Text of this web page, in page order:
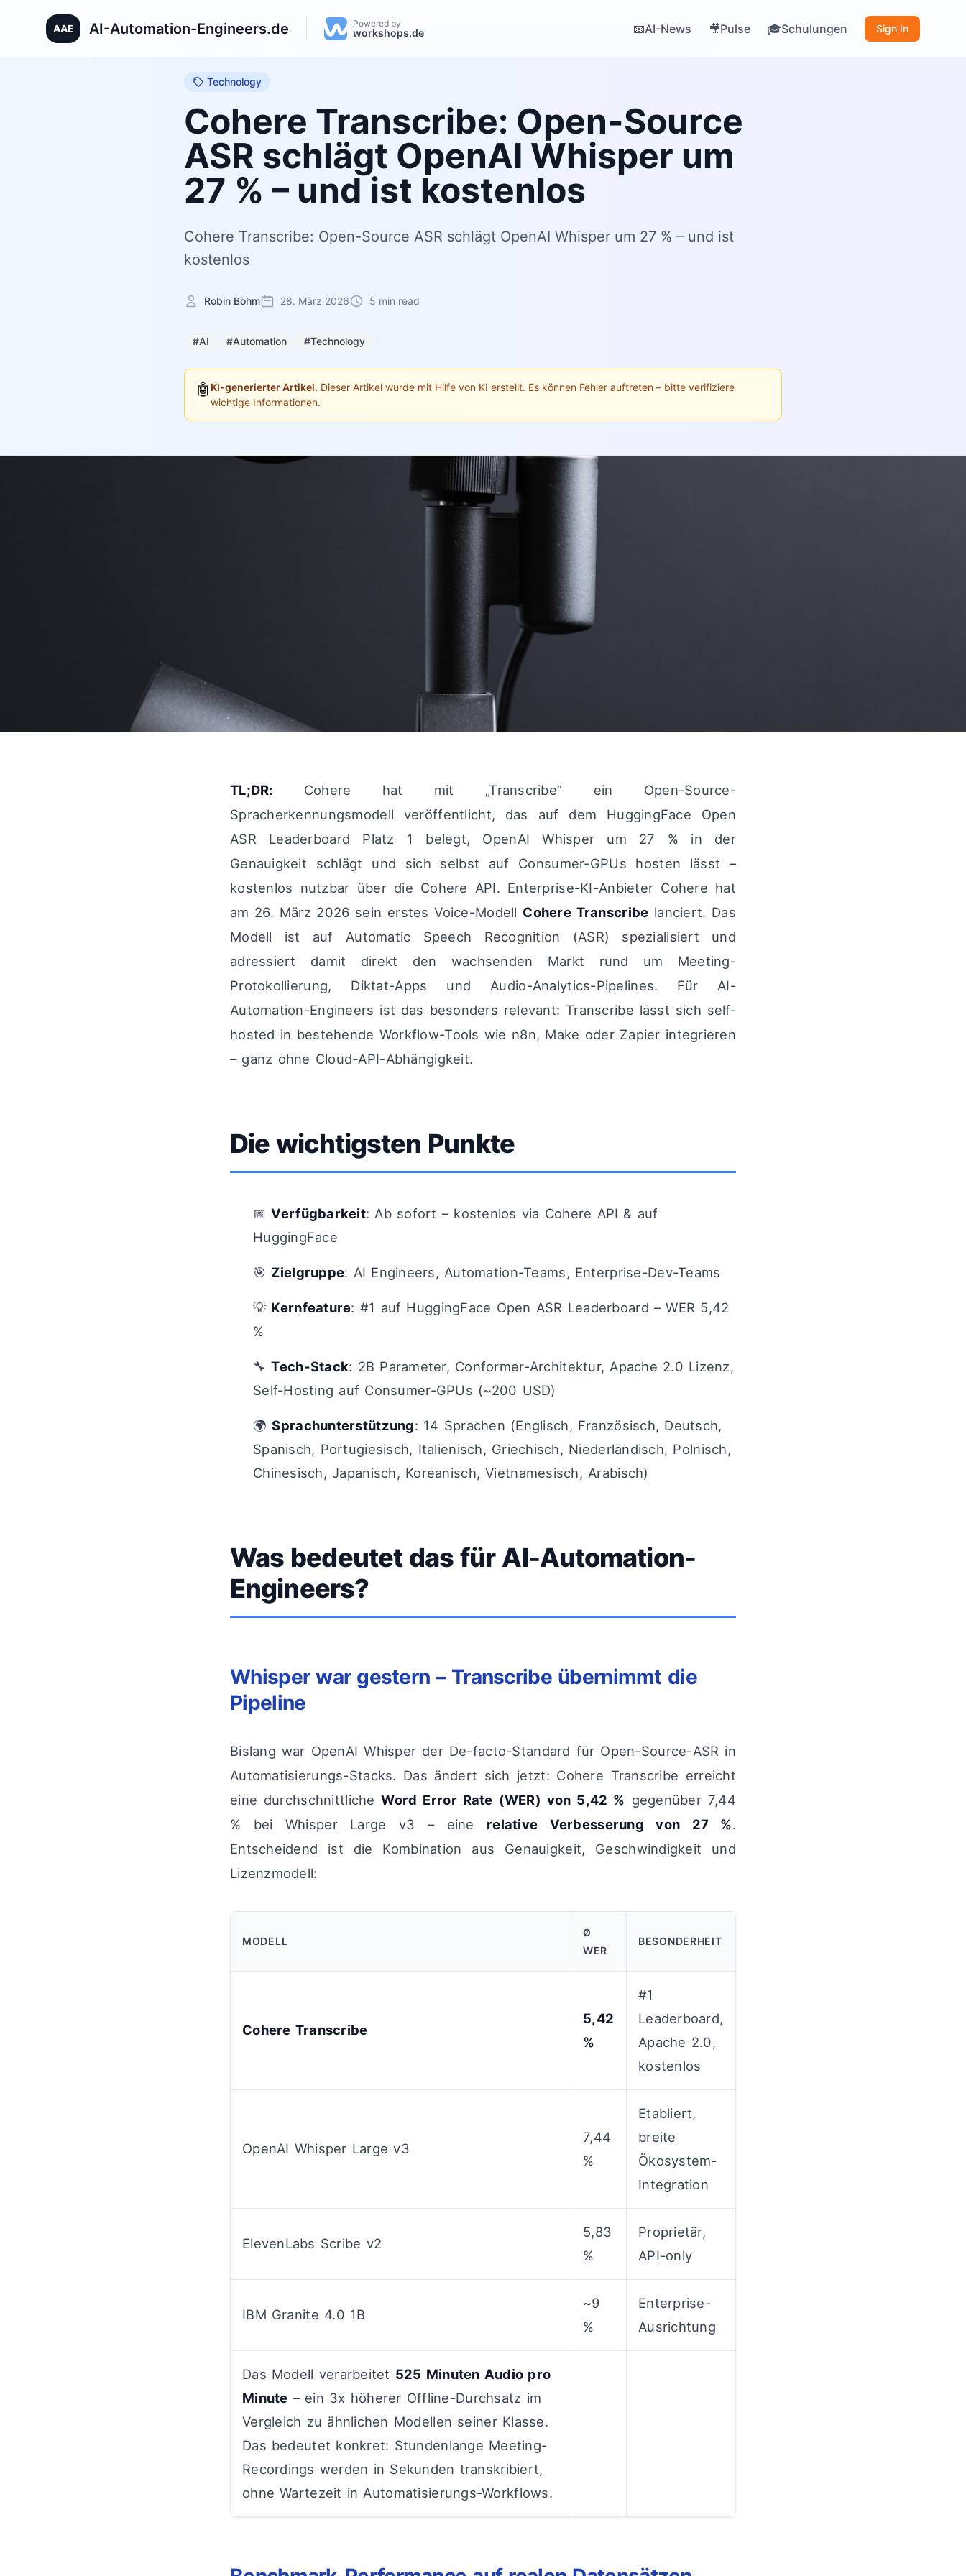
AAE AI-Automation-Engineers.de Powered by
workshops.de 📧AI-News 🎥Pulse 🎓Schulungen
Sign In
Cohere Transcribe: Open-Source ASR schlägt OpenAI Whisper um 27 % – und ist kostenlos
Technology
Cohere Transcribe: Open-Source
ASR schlägt OpenAI Whisper um
27 % – und ist kostenlos
Cohere Transcribe: Open-Source ASR schlägt OpenAI Whisper um 27 % – und ist
kostenlos
Robin Böhm 28. März 2026 5 min read
#AI #Automation #Technology
🤖 KI-generierter Artikel. Dieser Artikel wurde mit Hilfe von KI erstellt. Es können Fehler auftreten – bitte verifiziere
wichtige Informationen.
TL;DR: Cohere hat mit „Transcribe” ein Open-Source-
Spracherkennungsmodell veröffentlicht, das auf dem HuggingFace Open
ASR Leaderboard Platz 1 belegt, OpenAI Whisper um 27 % in der
Genauigkeit schlägt und sich selbst auf Consumer-GPUs hosten lässt –
kostenlos nutzbar über die Cohere API. Enterprise-KI-Anbieter Cohere hat
am 26. März 2026 sein erstes Voice-Modell Cohere Transcribe lanciert. Das
Modell ist auf Automatic Speech Recognition (ASR) spezialisiert und
adressiert damit direkt den wachsenden Markt rund um Meeting-
Protokollierung, Diktat-Apps und Audio-Analytics-Pipelines. Für AI-
Automation-Engineers ist das besonders relevant: Transcribe lässt sich self-
hosted in bestehende Workflow-Tools wie n8n, Make oder Zapier integrieren
– ganz ohne Cloud-API-Abhängigkeit.
Die wichtigsten Punkte
📅Verfügbarkeit: Ab sofort – kostenlos via Cohere API & auf
HuggingFace
🎯 Zielgruppe: AI Engineers, Automation-Teams, Enterprise-Dev-Teams
💡 Kernfeature: #1 auf HuggingFace Open ASR Leaderboard – WER 5,42
%
🔧Tech-Stack: 2B Parameter, Conformer-Architektur, Apache 2.0 Lizenz,
Self-Hosting auf Consumer-GPUs (~200 USD)
🌍Sprachunterstützung: 14 Sprachen (Englisch, Französisch, Deutsch,
Spanisch, Portugiesisch, Italienisch, Griechisch, Niederländisch, Polnisch,
Chinesisch, Japanisch, Koreanisch, Vietnamesisch, Arabisch)
Was bedeutet das für AI-Automation-
Engineers?
Whisper war gestern – Transcribe übernimmt die
Pipeline
Bislang war OpenAI Whisper der De-facto-Standard für Open-Source-ASR in
Automatisierungs-Stacks. Das ändert sich jetzt: Cohere Transcribe erreicht
eine durchschnittlicheWord Error Rate (WER) von 5,42 % gegenüber 7,44
% bei Whisper Large v3 – eine relative Verbesserung von 27 %.
Entscheidend ist die Kombination aus Genauigkeit, Geschwindigkeit und
Lizenzmodell:
MODELL
Ø
WER
BESONDERHEIT
Cohere Transcribe
5,42
%
#1
Leaderboard,
Apache 2.0,
kostenlos
OpenAI Whisper Large v3
7,44
%
Etabliert,
breite
Ökosystem-
Integration
ElevenLabs Scribe v2
5,83
%
Proprietär,
API-only
IBM Granite 4.0 1B
~9
%
Enterprise-
Ausrichtung
Das Modell verarbeitet 525 Minuten Audio pro
Minute – ein 3x höherer Offline-Durchsatz im
Vergleich zu ähnlichen Modellen seiner Klasse.
Das bedeutet konkret: Stundenlange Meeting-
Recordings werden in Sekunden transkribiert,
ohne Wartezeit in Automatisierungs-Workflows.